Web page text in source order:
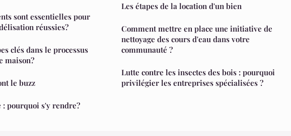
sont essentielles pour
réussies?
clés dans le processus
maison?
le buzz
: pourquoi s'y rendre?
Les étapes de la location d'un bien
Comment mettre en place une initiative de
nettoyage des cours d'eau dans votre
communauté ?
Lutte contre les insectes des bois : pourquoi
privilégier les entreprises spécialisées ?